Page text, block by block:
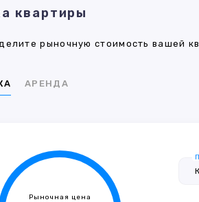
квартиры
рыночную стоимость вашей
АРЕНДА
Рыночная цена